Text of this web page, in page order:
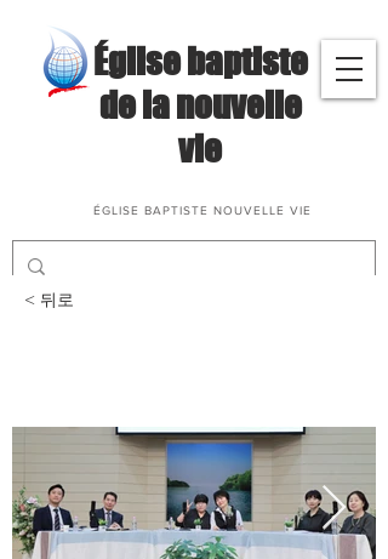
​Église baptiste
de la nouvelle
vie
ÉGLISE BAPTISTE NOUVELLE VIE
< 뒤로